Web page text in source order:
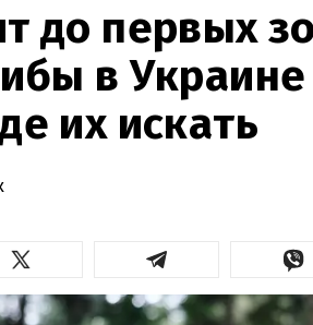
до первых
в Украине
их искать